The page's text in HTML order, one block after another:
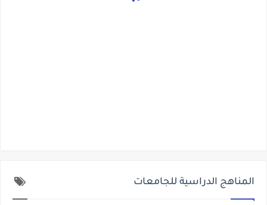
المناهج الدراسية للجامعات